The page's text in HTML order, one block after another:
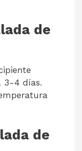
de
3-4 días.
de